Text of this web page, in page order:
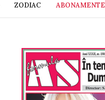
ZODIAC ABONAMENTE